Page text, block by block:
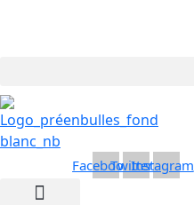
FacebookTwitterInstagram